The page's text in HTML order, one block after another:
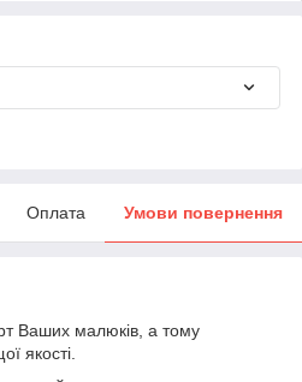
Оплата Умови повернення
Ваших малюків, а тому
якості.